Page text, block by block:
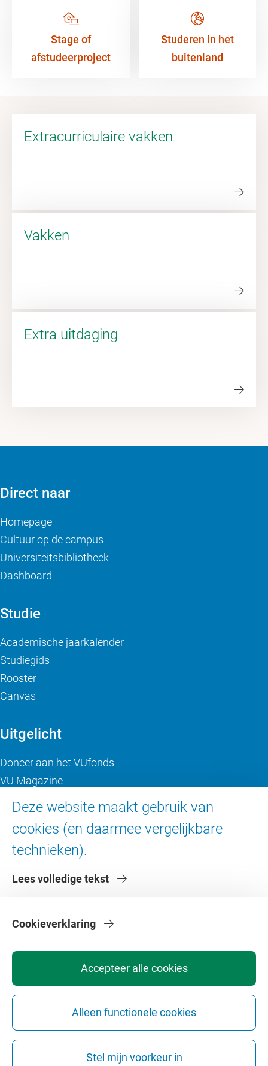
Stage of
afstudeerproject
Studeren in het
buitenland
Extracurriculaire vakken
Vakken
Extra uitdaging
Deze website maakt gebruik van
cookies (en daarmee vergelijkbare
technieken).
Lees volledige tekst
Accepteer alle cookies
Alleen functionele cookies
Stel mijn voorkeur in
Cookieverklaring
Direct naar
Homepage
Cultuur op de campus
Universiteitsbibliotheek
Dashboard
Studie
Academische jaarkalender
Studiegids
Rooster
Canvas
Uitgelicht
Doneer aan het VUfonds
VU Magazine
Over de VU
Contact en route
Faculteiten
PrivacyDisclaimerVeiligheidWebcolofonCookie instellingen